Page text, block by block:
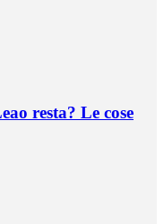
resta? Le cose